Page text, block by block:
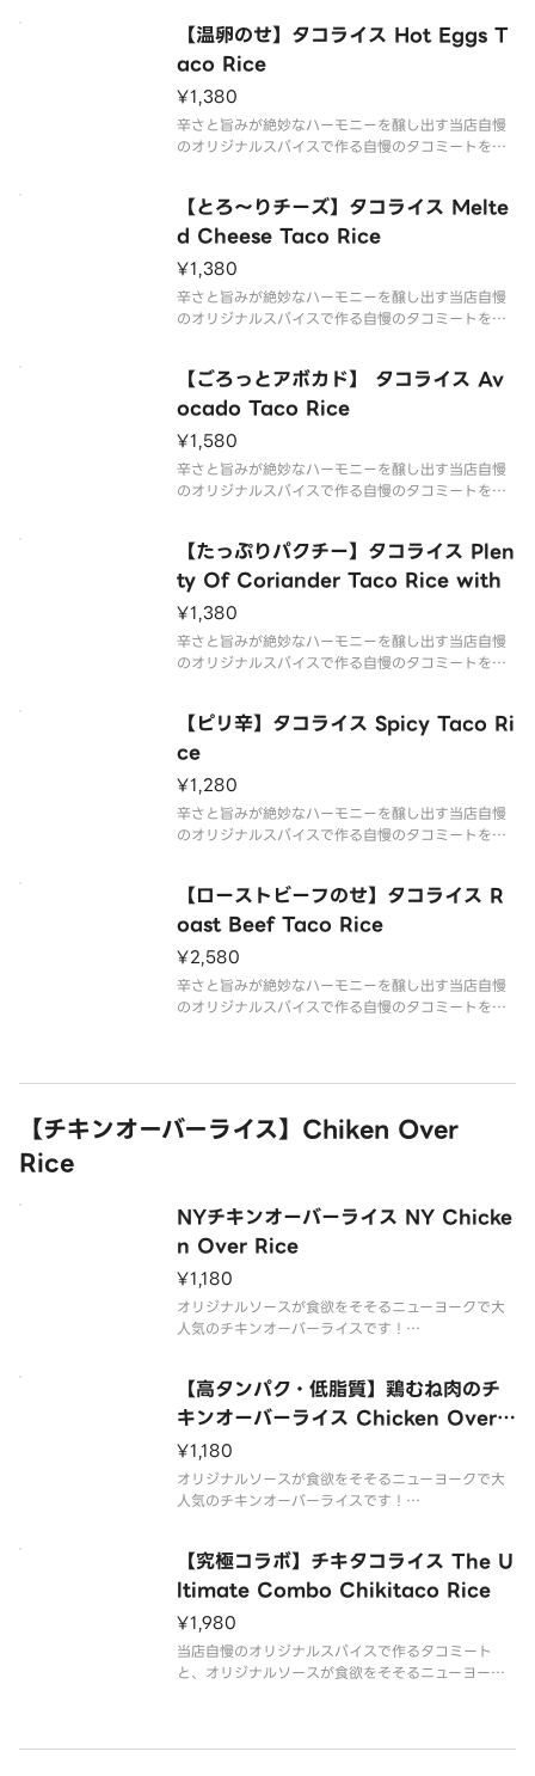
には欠かせない温泉卵とチーズの大人気フレーバー
です！
【内容】
タコミート：
【温卵のせ】タコライス Hot Eggs T
aco Rice
¥1,380
辛さと旨みが絶妙なハーモニーを醸し出す当店自慢
のオリジナルスパイスで作る自慢のタコミートを是
せたら間違いなし！
【内容】
【とろ～りチーズ】タコライス Melte
d Cheese Taco Rice
¥1,380
辛さと旨みが絶妙なハーモニーを醸し出す当店自慢
のオリジナルスパイスで作る自慢のタコミートを是
けたチーズがおすすめです！
【内容】
【ごろっとアボカド】 タコライス Av
ocado Taco Rice
¥1,580
辛さと旨みが絶妙なハーモニーを醸し出す当店自慢
のオリジナルスパイスで作る自慢のタコミートを是
まろみがよく合う！
【内容】
タコミート：90g・ご飯・トマト・レタス・トル
【たっぷりパクチー】タコライス Plen
ty Of Coriander Taco Rice with
¥1,380
辛さと旨みが絶妙なハーモニーを醸し出す当店自慢
のオリジナルスパイスで作る自慢のタコミートを是
きはぜひ！
【内容】
ィーヤ
【ピリ辛】タコライス Spicy Taco Ri
ce
¥1,280
辛さと旨みが絶妙なハーモニーを醸し出す当店自慢
のオリジナルスパイスで作る自慢のタコミートを是
が欲しい方に。
【内容】
ィ
【ローストビーフのせ】タコライス R
oast Beef Taco Rice
¥2,580
辛さと旨みが絶妙なハーモニーを醸し出す当店自慢
のオリジナルスパイスで作る自慢のタコミートを是
タコミート：90g・ご飯・ト
【チキンオーバーライス】Chiken Over
Rice
NYチキンオーバーライス NY Chicke
n Over Rice
¥1,180
オリジナルソースが食欲をそそるニューヨークで大
人気のチキンオーバーライスです！
【高タンパク・低脂質】鶏むね肉のチ
キンオーバーライス Chicken Over
Rice with Chicken Meat
¥1,180
オリジナルソースが食欲をそそるニューヨークで大
人気のチキンオーバーライスです！
【究極コラボ】チキタコライス The U
ltimate Combo Chikitaco Rice
¥1,980
当店自慢のオリジナルスパイスで作るタコミート
と、オリジナルソースが食欲をそそるニューヨーク